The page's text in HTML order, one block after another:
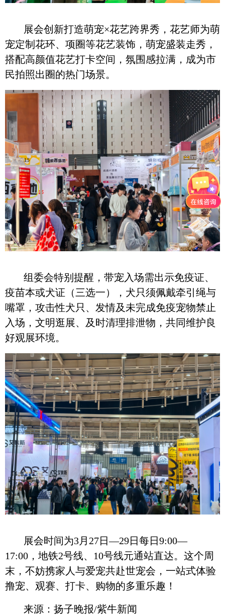
展会创新打造萌宠×花艺跨界秀，花艺师为萌
宠定制花环、项圈等花艺装饰，萌宠盛装走秀，
搭配高颜值花艺打卡空间，氛围感拉满，成为市
民拍照出圈的热门场景。
组委会特别提醒，带宠入场需出示免疫证、
疫苗本或犬证（三选一），犬只须佩戴牵引绳与
嘴罩，攻击性犬只、发情及未完成免疫宠物禁止
入场，文明逛展、及时清理排泄物，共同维护良
好观展环境。
展会时间为3月27日—29日每日9:00—
17:00，地铁2号线、10号线元通站直达。这个周
末，不妨携家人与爱宠共赴世宠会，一站式体验
撸宠、观赛、打卡、购物的多重乐趣！
来源：扬子晚报/紫牛新闻